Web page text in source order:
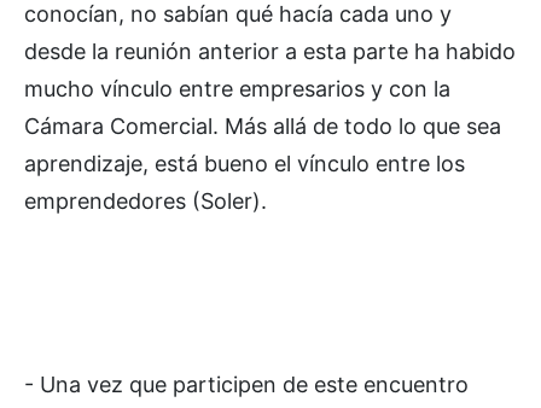
conocían, no sabían qué hacía cada uno y
desde la reunión anterior a esta parte ha habido
mucho vínculo entre empresarios y con la
Cámara Comercial. Más allá de todo lo que sea
aprendizaje, está bueno el vínculo entre los
emprendedores (Soler).
- Una vez que participen de este encuentro